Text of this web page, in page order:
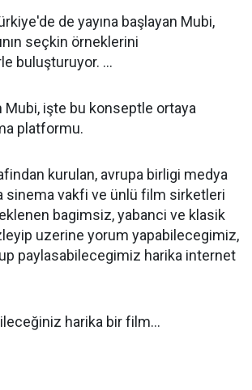
de yayına başlayan Mubi,
seçkin örneklerini
buluşturuyor. ...
Mubi, işte bu konseptle ortaya
platformu.
kurulan, avrupa birligi medya
sinema vakfi ve ünlü film sirketleri
bagimsiz, yabanci ve klasik
uzerine yorum yapabilecegimiz,
paylasabilecegimiz harika internet
harika bir film...